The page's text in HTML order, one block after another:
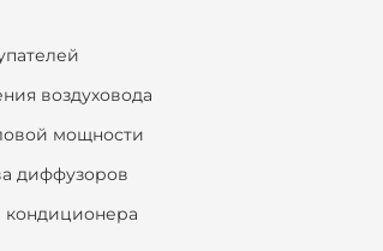
воздуховода
мощности
диффузоров
кондиционера